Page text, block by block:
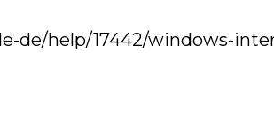
de/help/17442/windows-